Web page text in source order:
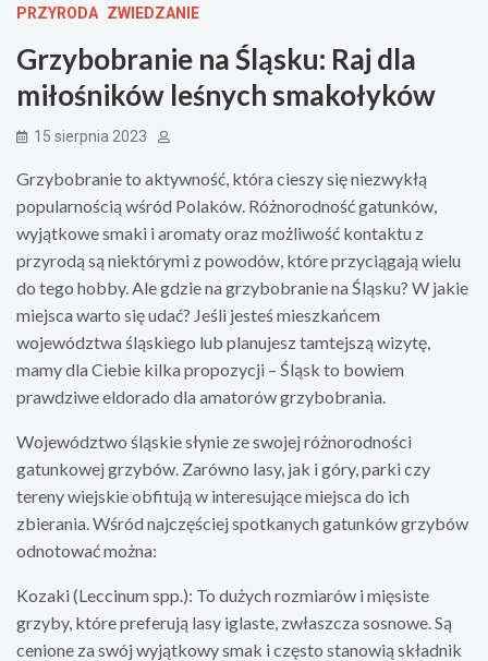
PRZYRODA ZWIEDZANIE
Grzybobranie na Śląsku: Raj dla
miłośników leśnych smakołyków
15 sierpnia 2023
Grzybobranie to aktywność, która cieszy się niezwykłą
popularnością wśród Polaków. Różnorodność gatunków,
wyjątkowe smaki i aromaty oraz możliwość kontaktu z
przyrodą są niektórymi z powodów, które przyciągają wielu
do tego hobby. Ale gdzie na grzybobranie na Śląsku? W jakie
miejsca warto się udać? Jeśli jesteś mieszkańcem
województwa śląskiego lub planujesz tamtejszą wizytę,
mamy dla Ciebie kilka propozycji – Śląsk to bowiem
prawdziwe eldorado dla amatorów grzybobrania.
Województwo śląskie słynie ze swojej różnorodności
gatunkowej grzybów. Zarówno lasy, jak i góry, parki czy
tereny wiejskie obfitują w interesujące miejsca do ich
zbierania. Wśród najczęściej spotkanych gatunków grzybów
odnotować można:
Kozaki (Leccinum spp.): To dużych rozmiarów i mięsiste
grzyby, które preferują lasy iglaste, zwłaszcza sosnowe. Są
cenione za swój wyjątkowy smak i często stanowią składnik